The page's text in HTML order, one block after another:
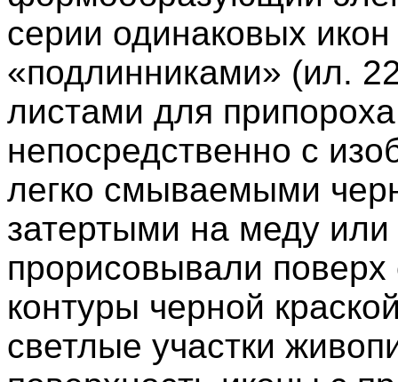
серии одинаковых
«подлинниками» (ил.
листами для
непосредственно с
легко смываемыми
затертыми на меду
прорисовывали
контуры черной
светлые участки